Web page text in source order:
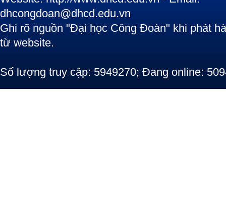
dhcongdoan@dhcd.edu.vn
Ghi rõ nguồn "Đại học Công Đoàn" khi phát
từ website.
Số lượng truy cập: 5949270; Đang online: